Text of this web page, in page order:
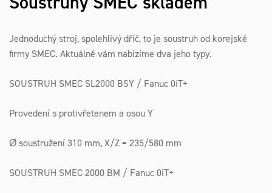
Jednoduchý stroj, spolehlivý dříč, to je soustruh od korejské
firmy SMEC. Aktuálně vám nabízíme dva jeho typy.
SOUSTRUH SMEC SL2000 BSY / Fanuc 0iT+
Provedení s protivřetenem a osou Y
Ø soustružení 310 mm, X/Z = 235/580 mm
SOUSTRUH SMEC 2000 BM / Fanuc 0iT+